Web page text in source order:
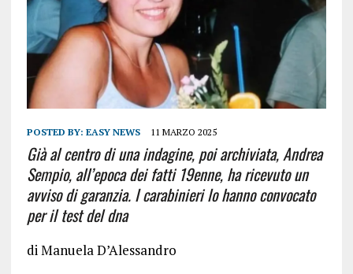
POSTED BY: EASY NEWS 11 MARZO 2025
Già al centro di una indagine, poi archiviata, Andrea
Sempio, all’epoca dei fatti 19enne, ha ricevuto un
avviso di garanzia. I carabinieri lo hanno convocato
per il test del dna
di Manuela D’Alessandro